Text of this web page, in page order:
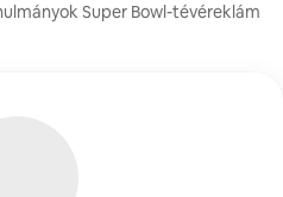
Super Bowl-tévéreklám